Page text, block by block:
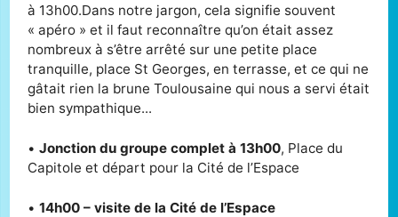
à 13h00.Dans notre jargon, cela signifie souvent
« apéro » et il faut reconnaître qu’on était assez
nombreux à s’être arrêté sur une petite place
tranquille, place St Georges, en terrasse, et ce qui ne
gâtait rien la brune Toulousaine qui nous a servi était
bien sympathique...
•Jonction du groupe complet à 13h00, Place du
Capitole et départ pour la Cité de l’Espace
•14h00 – visite de la Cité de l’Espace